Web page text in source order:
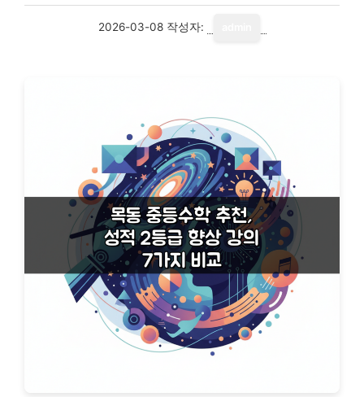
2026-03-08 작성자: